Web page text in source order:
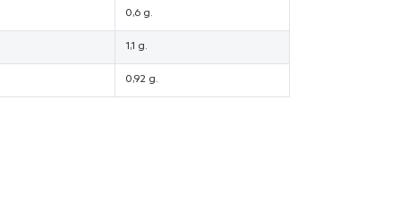
0,6 g.
1,1 g.
0,92 g.